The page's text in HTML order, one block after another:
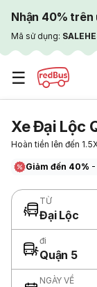
Nhận 40%
Mã sử dụng:
☰
Xe Đại Lộc
Hoàn tiền lên đến
Giảm đến 40% -
TỪ
Đại Lộc
đi
Quận 5
NGÀY VỀ